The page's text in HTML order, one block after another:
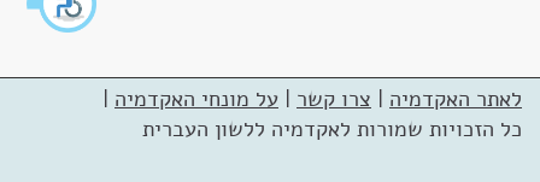
לאתר האקדמיה | צרו קשר | על מונחי האקדמיה |
כל הזכויות שמורות לאקדמיה ללשון העברית